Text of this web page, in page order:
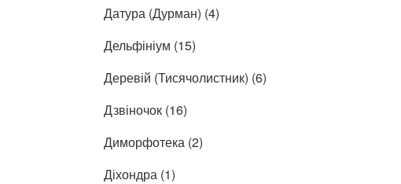
Датура (Дурман) (4)
Дельфініум (15)
Деревій (Тисячолистник) (6)
Дзвіночок (16)
Диморфотека (2)
Діхондра (1)